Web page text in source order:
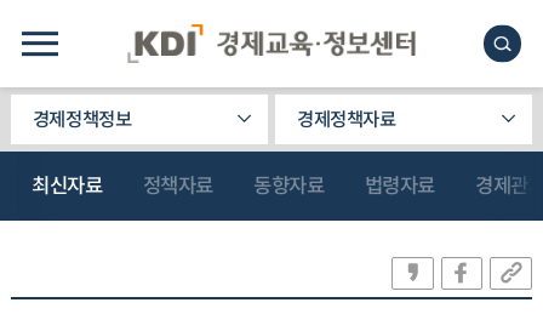
경제정책정보 경제정책자료
최신자료 정책자료 동향자료 법령자료 경제관